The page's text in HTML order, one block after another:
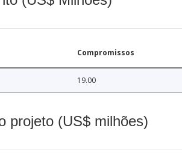
Compromissos
19.00
projeto (US$ milhões)